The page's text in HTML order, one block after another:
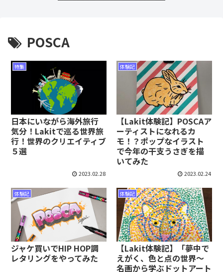
POSCA
特集
日本にいながら海外旅行
気分！Lakitで巡る世界旅
行！世界のクリエイティブ
５選
2023.02.28
体験記
【Lakit体験記】POSCAア
ーティストになれるカ
モ！？ポップなイラスト
で今年の干支うさぎを描
いてみた
2023.02.24
体験記
ジャケ買いでHIP HOP調
レタリングをやってみた
体験記
【Lakit体験記】「夢中で
えがく、色と点の世界～
名画から学ぶドットアート